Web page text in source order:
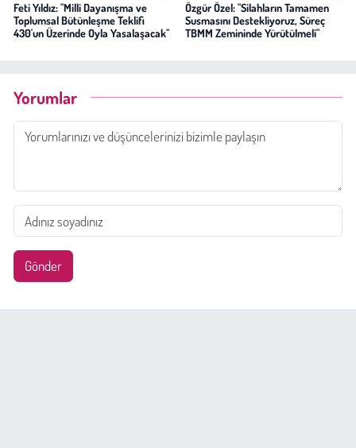
Feti Yıldız: "Milli Dayanışma ve
Toplumsal Bütünleşme Teklifi
430'un Üzerinde Oyla Yasalaşacak"
Özgür Özel: "Silahların Tamamen
Susmasını Destekliyoruz, Süreç
TBMM Zemininde Yürütülmeli"
Yorumlar
Gönder